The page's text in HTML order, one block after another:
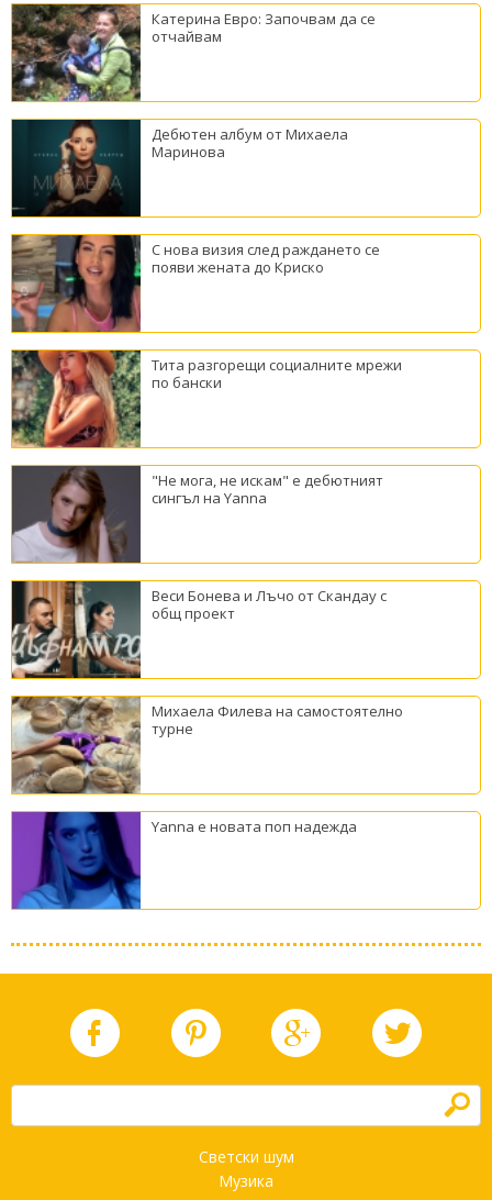
Катерина Евро: Започвам да се
отчайвам
Дебютен албум от Михаела
Маринова
С нова визия след раждането се
появи жената до Криско
Тита разгорещи социалните мрежи
по бански
"Не мога, не искам" е дебютният
сингъл на Yanna
Веси Бонева и Лъчо от Скандау с
общ проект
Михаела Филева на самостоятелно
турне
Yanna е новата поп надежда
h
Светски шум
Музика